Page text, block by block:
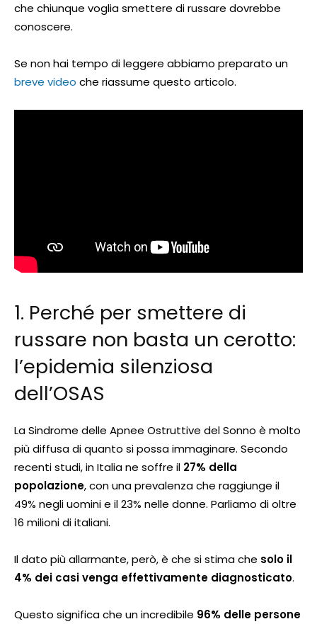
che chiunque voglia smettere di russare dovrebbe
conoscere.
Se non hai tempo di leggere abbiamo preparato un
breve video che riassume questo articolo.
1. Perché per smettere di
russare non basta un cerotto:
l’epidemia silenziosa
dell’OSAS
La Sindrome delle Apnee Ostruttive del Sonno è molto
più diffusa di quanto si possa immaginare. Secondo
recenti studi, in Italia ne soffre il 27% della
popolazione, con una prevalenza che raggiunge il
49% negli uomini e il 23% nelle donne. Parliamo di oltre
16 milioni di italiani.
Il dato più allarmante, però, è che si stima che solo il
4% dei casi venga effettivamente diagnosticato.
Questo significa che un incredibile 96% delle persone